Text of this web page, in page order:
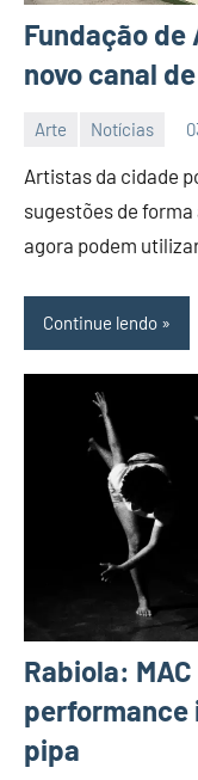
Fundação
novo canal
Arte Notícias
Artistas da cidade
sugestões de
agora podem
Continue lendo
Rabiola:
performance
pipa